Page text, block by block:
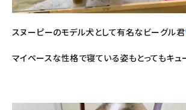
スヌーピーのモデル犬として有名なビーグル君
マイペースな性格で寝ている姿もとってもキュ